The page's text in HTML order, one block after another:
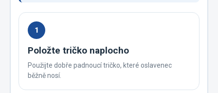
1
Položte tričko naplocho
Použijte dobře padnoucí tričko, které oslavenec
běžně nosí.